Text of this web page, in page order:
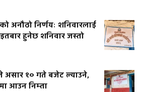
अनौठो निर्णयः शनिवारलाई
हुनेछ शनिवार जस्तो
असार १० गते बजेट ल्याउने,
आउन निम्ता